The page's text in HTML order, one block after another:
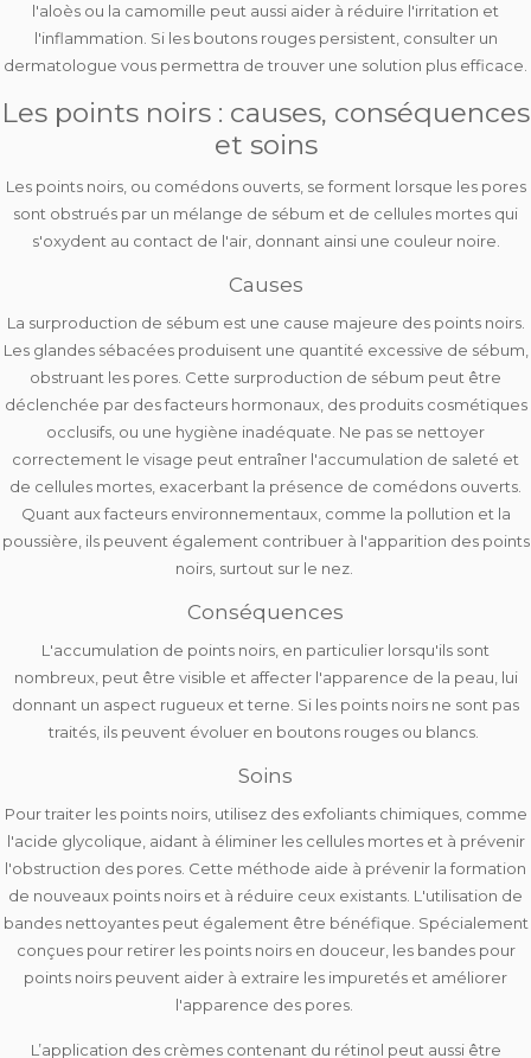
l'aloès ou la camomille peut aussi aider à réduire l'irritation et
l'inflammation. Si les boutons rouges persistent, consulter un
dermatologue vous permettra de trouver une solution plus efficace.
Les points noirs : causes, conséquences
et soins
Les points noirs, ou comédons ouverts, se forment lorsque les pores
sont obstrués par un mélange de sébum et de cellules mortes qui
s'oxydent au contact de l'air, donnant ainsi une couleur noire.
Causes
La surproduction de sébum est une cause majeure des points noirs.
Les glandes sébacées produisent une quantité excessive de sébum,
obstruant les pores. Cette surproduction de sébum peut être
déclenchée par desfacteurs hormonaux, des produits cosmétiques
occlusifs , ou une hygiène inadéquate . Ne pas se nettoyer
correctement le visage peut entraîner l'accumulation de saleté et
de cellules mortes, exacerbant la présence de comédons ouverts.
Quant aux facteurs environnementaux, comme la pollution et la
poussière, ils peuvent également contribuer à l'apparition des points
noirs, surtout sur le nez.
Conséquences
L'accumulation de points noirs, en particulier lorsqu'ils sont
nombreux, peut être visible et affecter l'apparence de la peau, lui
donnant un aspect rugueux et terne . Si les points noirs ne sont pas
traités, ils peuvent évoluer en boutons rouges ou blancs.
Soins
Pour traiter les points noirs, utilisez des exfoliants chimiques, comme
l'acide glycolique, aidant à éliminer les cellules mortes et à prévenir
l'obstruction des pores. Cette méthode aide à prévenir la formation
de nouveaux points noirs et à réduire ceux existants. L'utilisation de
bandes nettoyantespeut également être bénéfique. Spécialement
conçues pour retirer les points noirs en douceur, les bandes pour
points noirs peuvent aider à extraire les impuretés et améliorer
l'apparence des pores.
L’application des crèmes contenant du rétinol peut aussi être